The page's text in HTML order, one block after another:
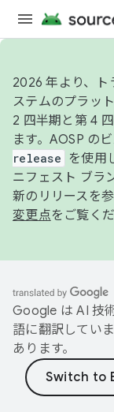
2026 年より、ト
ステムのプラッ
2 四半期と第 4
ます。AOSP の
release
を使用
ニフェスト ブラ
新のリリースを
変更点をご覧くだ
Google は AI 技
語に翻訳してい
あります。